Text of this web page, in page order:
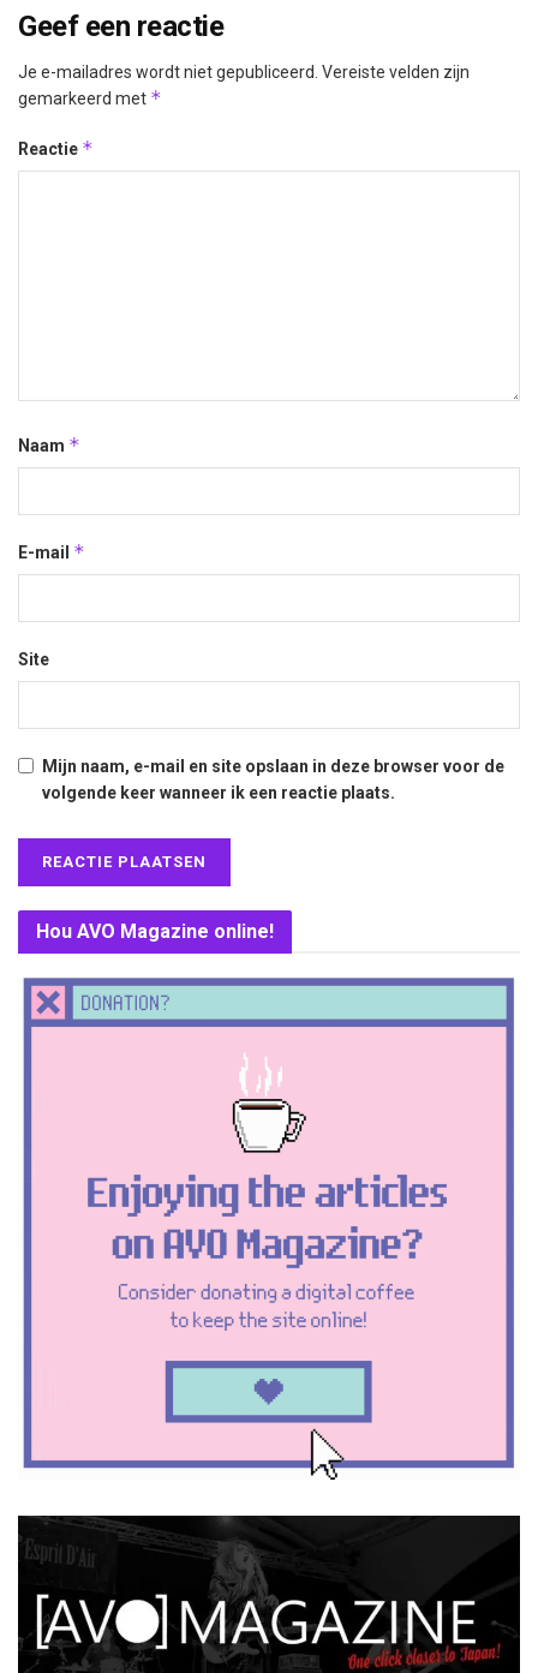
Geef een reactie
Je e-mailadres wordt niet gepubliceerd. Vereiste velden zijn
gemarkeerd met *
Reactie *
Naam *
E-mail *
Site
Mijn naam, e-mail en site opslaan in deze browser voor de
volgende keer wanneer ik een reactie plaats.
Hou AVO Magazine online!